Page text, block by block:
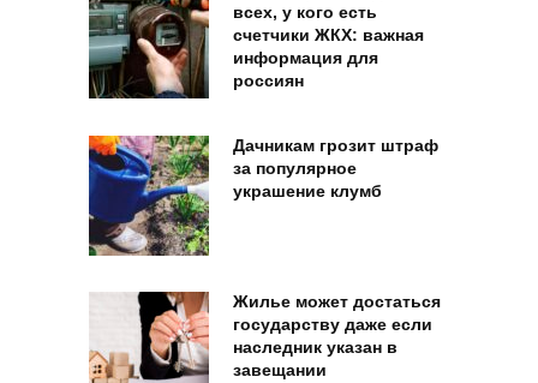
всех, у кого есть
счетчики ЖКХ: важная
информация для
россиян
Дачникам грозит штраф
за популярное
украшение клумб
Жилье может достаться
государству даже если
наследник указан в
завещании